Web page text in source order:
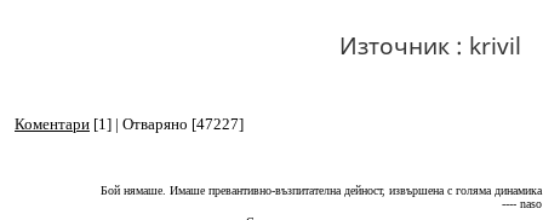
Източник : krivil
Коментари [1] | Отваряно [47227]
Бой нямаше. Имаше превантивно-възпитателна дейност, извършена с голяма динамика
---- naso